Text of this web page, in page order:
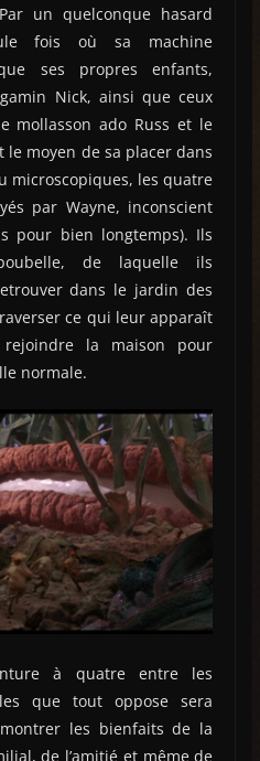
un quelconque hasard
fois où sa machine
ses propres enfants,
Nick, ainsi que ceux
mollasson ado Russ et le
moyen de sa placer dans
microscopiques, les quatre
par Wayne, inconscient
pour bien longtemps). Ils
de laquelle ils
dans le jardin des
ce qui leur apparaît
la maison pour
normale.
à quatre entre les
que tout oppose sera
les bienfaits de la
de l’amitié et même de